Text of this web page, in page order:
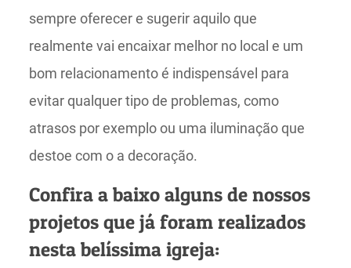
sempre oferecer e sugerir aquilo que
realmente vai encaixar melhor no local e um
bom relacionamento é indispensável para
evitar qualquer tipo de problemas, como
atrasos por exemplo ou uma iluminação que
destoe com o a decoração.
Confira a baixo alguns de nossos
projetos que já foram realizados
nesta belíssima igreja: